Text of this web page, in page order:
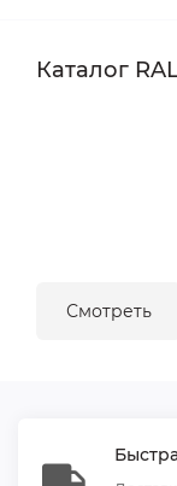
Каталог
Смотреть